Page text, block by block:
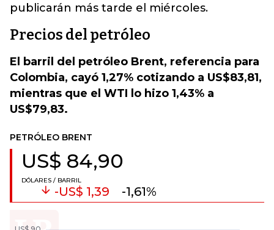
publicarán más tarde el miércoles.
Precios del petróleo
El barril del petróleo Brent, referencia para
Colombia, cayó 1,27% cotizando a US$83,81,
mientras que el WTI lo hizo 1,43% a
US$79,83.